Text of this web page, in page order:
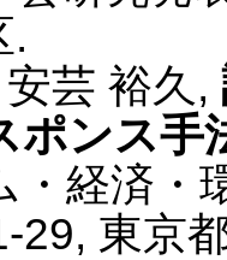
.
芸 裕久 ,
ポンス手
・経済・
29, 東京